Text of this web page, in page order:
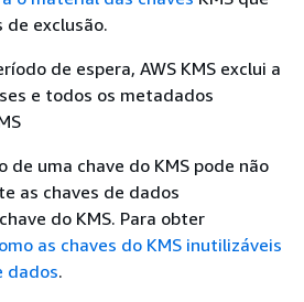
exclusão.
de espera, AWS KMS exclui a
e todos os metadados
de uma chave do KMS pode não
as chaves de dados
do KMS. Para obter
as chaves do KMS inutilizáveis
dados.